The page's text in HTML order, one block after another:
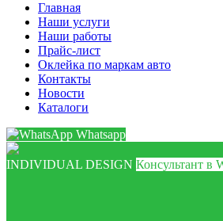
Главная
Наши услуги
Наши работы
Прайс-лист
Оклейка по маркам авто
Контакты
Новости
Каталоги
Whatsapp
INDIVIDUAL DESIGN Консультант в